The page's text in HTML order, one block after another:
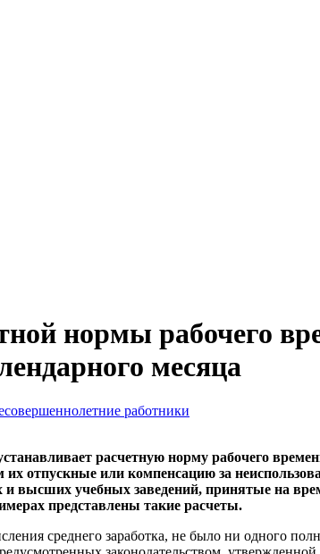
нормы рабочего
месяца
работники
расчетную норму рабочего
отпускные или компенсацию за
высших учебных заведений, принятые на
представлены такие расчеты.
среднего заработка, не было ни одного